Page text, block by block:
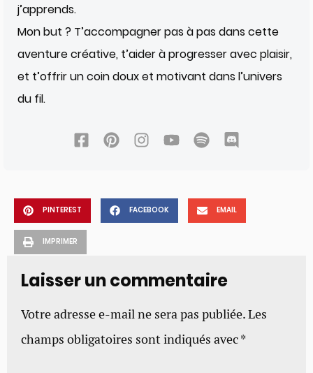
j’apprends.
Mon but ? T’accompagner pas à pas dans cette
aventure créative, t’aider à progresser avec plaisir,
et t’offrir un coin doux et motivant dans l’univers
du fil.
PINTEREST FACEBOOK EMAIL
IMPRIMER
Laisser un commentaire
Votre adresse e-mail ne sera pas publiée.Les
champs obligatoires sont indiqués avec*